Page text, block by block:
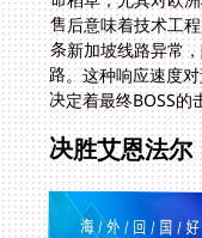
决定着最终BOSS的
决胜艾恩法尔